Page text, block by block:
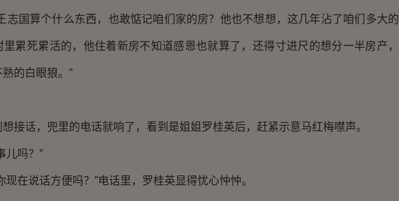
志国算个什么东西，也敢惦记咱们家的房？他也不想想，这几年沾了咱们多大的
里累死累活的，他住着新房不知道感恩也就算了，还得寸进尺的想分一半房产，
的白眼狼。”
话，兜里的电话就响了，看到是姐姐罗桂英后，赶紧示意马红梅噤声。
吗？”
在说话方便吗？”电话里，罗桂英显得忧心忡忡。